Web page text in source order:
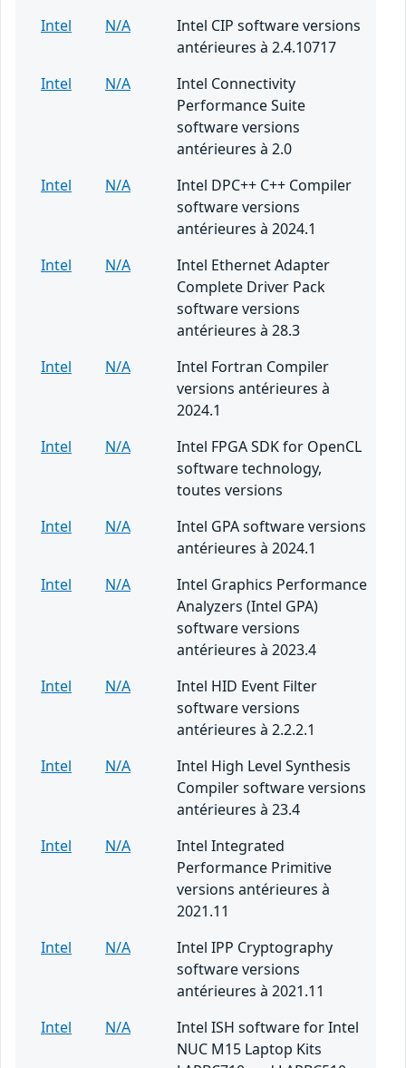
Intel
N/A
Intel CIP software versions
antérieures à 2.4.10717
Intel
N/A
Intel Connectivity
Performance Suite
software versions
antérieures à 2.0
Intel
N/A
Intel DPC++ C++ Compiler
software versions
antérieures à 2024.1
Intel
N/A
Intel Ethernet Adapter
Complete Driver Pack
software versions
antérieures à 28.3
Intel
N/A
Intel Fortran Compiler
versions antérieures à
2024.1
Intel
N/A
Intel FPGA SDK for OpenCL
software technology,
toutes versions
Intel
N/A
Intel GPA software versions
antérieures à 2024.1
Intel
N/A
Intel Graphics Performance
Analyzers (Intel GPA)
software versions
antérieures à 2023.4
Intel
N/A
Intel HID Event Filter
software versions
antérieures à 2.2.2.1
Intel
N/A
Intel High Level Synthesis
Compiler software versions
antérieures à 23.4
Intel
N/A
Intel Integrated
Performance Primitive
versions antérieures à
2021.11
Intel
N/A
Intel IPP Cryptography
software versions
antérieures à 2021.11
Intel
N/A
Intel ISH software for Intel
NUC M15 Laptop Kits